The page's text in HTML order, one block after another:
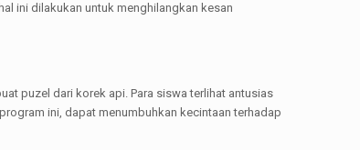
ini dilakukan untuk menghilangkan kesan
puzel dari korek api. Para siswa terlihat antusias
ini, dapat menumbuhkan kecintaan terhadap